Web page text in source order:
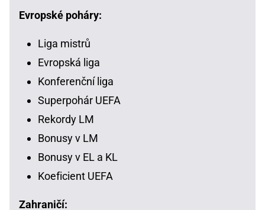
Evropské poháry:
Liga mistrů
Evropská liga
Konferenční liga
Superpohár UEFA
Rekordy LM
Bonusy v LM
Bonusy v EL a KL
Koeficient UEFA
Zahraničí: